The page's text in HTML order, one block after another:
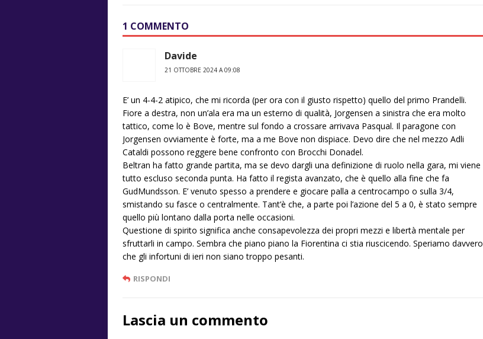
1 COMMENTO
Davide
21 OTTOBRE 2024 A 09:08
E’ un 4-4-2 atipico, che mi ricorda (per ora con il giusto rispetto) quello del primo Prandelli.
Fiore a destra, non un’ala era ma un esterno di qualità, Jorgensen a sinistra che era molto
tattico, come lo è Bove, mentre sul fondo a crossare arrivava Pasqual. Il paragone con
Jorgensen ovviamente è forte, ma a me Bove non dispiace. Devo dire che nel mezzo Adli
Cataldi possono reggere bene confronto con Brocchi Donadel.
Beltran ha fatto grande partita, ma se devo dargli una definizione di ruolo nella gara, mi viene
tutto escluso seconda punta. Ha fatto il regista avanzato, che è quello alla fine che fa
GudMundsson. E’ venuto spesso a prendere e giocare palla a centrocampo o sulla 3/4,
smistando su fasce o centralmente. Tant’è che, a parte poi l’azione del 5 a 0, è stato sempre
quello più lontano dalla porta nelle occasioni.
Questione di spirito significa anche consapevolezza dei propri mezzi e libertà mentale per
sfruttarli in campo. Sembra che piano piano la Fiorentina ci stia riuscicendo. Speriamo davvero
che gli infortuni di ieri non siano troppo pesanti.
RISPONDI
Lascia un commento